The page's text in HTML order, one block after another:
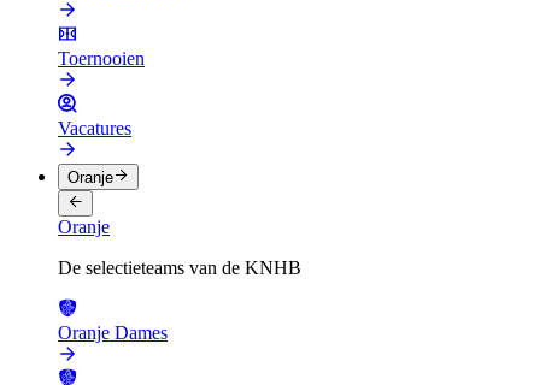
Toernooien
Vacatures
Oranje
Oranje
De selectieteams van de KNHB
Oranje Dames